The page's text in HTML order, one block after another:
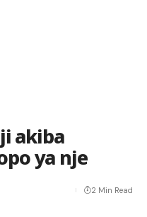
akiba
ya nje
2 Min Read